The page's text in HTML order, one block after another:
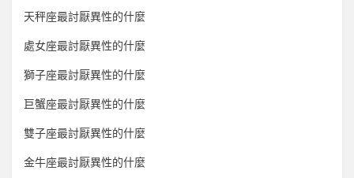
天秤座最討厭異性的什麼
處女座最討厭異性的什麼
獅子座最討厭異性的什麼
巨蟹座最討厭異性的什麼
雙子座最討厭異性的什麼
金牛座最討厭異性的什麼